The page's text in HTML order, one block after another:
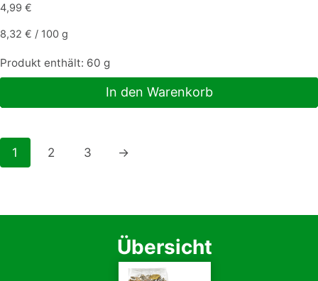
4,99 €
8,32 € / 100 g
Produkt enthält: 60 g
In den Warenkorb
1 2 3 →
Übersicht